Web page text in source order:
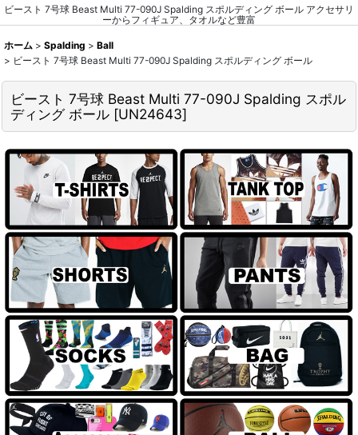
ビースト 7号球 Beast Multi 77-090J Spalding スポルディング ボール アクセサリ
ーからフィギュア、タオルなど豊富
ホーム > Spalding > Ball
> ビースト 7号球 Beast Multi 77-090J Spalding スポルディング ボール
ビースト 7号球 Beast Multi 77-090J Spalding スポル
ディング ボール [UN24643]